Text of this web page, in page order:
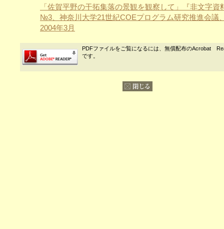
「佐賀平野の干拓集落の景観を観察して」『非文字資
№3、神奈川大学21世紀COEプログラム研究推進会議
2004年3月
PDFファイルをご覧になるには、無償配布のAcrobat
です。